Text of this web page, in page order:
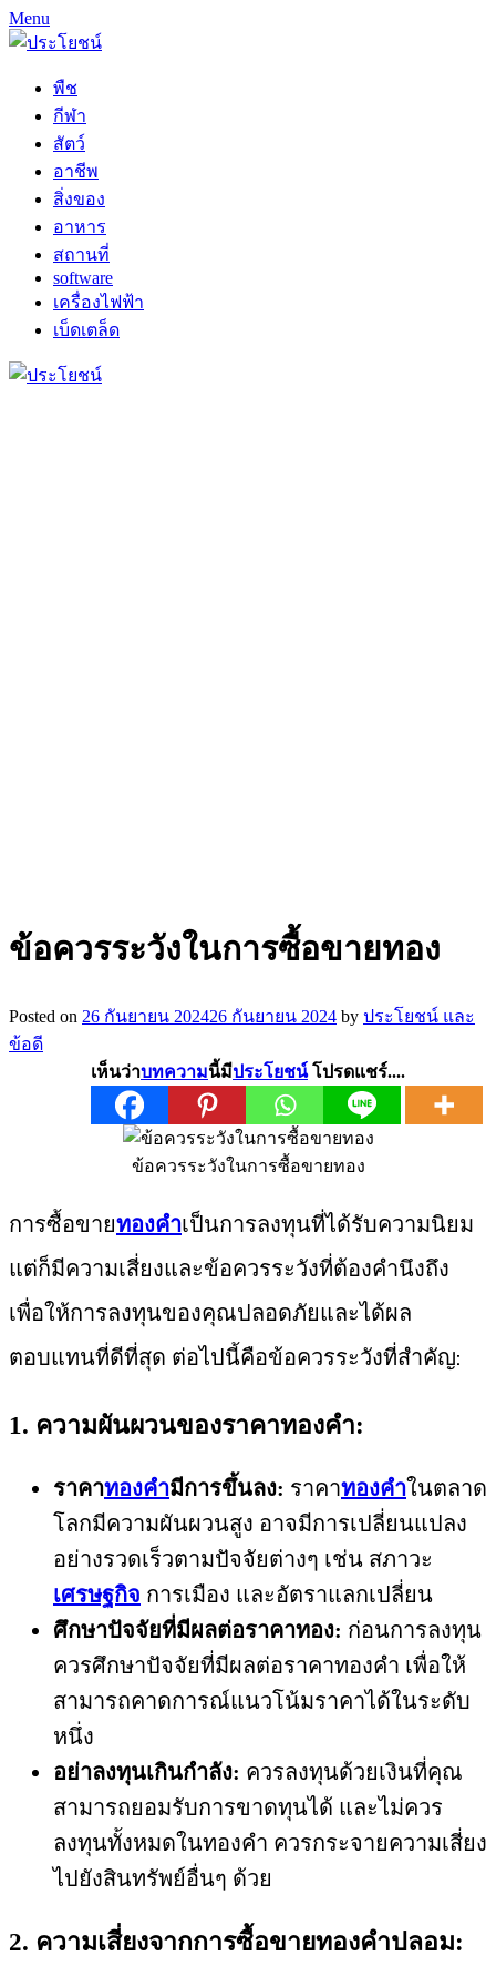
Menu
พืช
กีฬา
สัตว์
อาชีพ
สิ่งของ
อาหาร
สถานที่
software
เครื่องไฟฟ้า
เบ็ดเตล็ด
ข้อควรระวังในการซื้อขายทอง
Posted on 26 กันยายน 202426 กันยายน 2024 by ประโยชน์ และ
ข้อดี
เห็นว่าบทความนี้มีประโยชน์โปรดแชร์....
ข้อควรระวังในการซื้อขายทอง
การซื้อขายทองคำเป็นการลงทุนที่ได้รับความนิยม
แต่ก็มีความเสี่ยงและข้อควรระวังที่ต้องคำนึงถึง
เพื่อให้การลงทุนของคุณปลอดภัยและได้ผล
ตอบแทนที่ดีที่สุด ต่อไปนี้คือข้อควรระวังที่สำคัญ:
1. ความผันผวนของราคาทองคำ:
ราคาทองคำมีการขึ้นลง: ราคาทองคำในตลาด
โลกมีความผันผวนสูง อาจมีการเปลี่ยนแปลง
อย่างรวดเร็วตามปัจจัยต่างๆ เช่น สภาวะ
เศรษฐกิจ การเมือง และอัตราแลกเปลี่ยน
ศึกษาปัจจัยที่มีผลต่อราคาทอง: ก่อนการลงทุน
ควรศึกษาปัจจัยที่มีผลต่อราคาทองคำ เพื่อให้
สามารถคาดการณ์แนวโน้มราคาได้ในระดับ
หนึ่ง
อย่าลงทุนเกินกำลัง: ควรลงทุนด้วยเงินที่คุณ
สามารถยอมรับการขาดทุนได้ และไม่ควร
ลงทุนทั้งหมดในทองคำ ควรกระจายความเสี่ยง
ไปยังสินทรัพย์อื่นๆ ด้วย
2. ความเสี่ยงจากการซื้อขายทองคำปลอม: